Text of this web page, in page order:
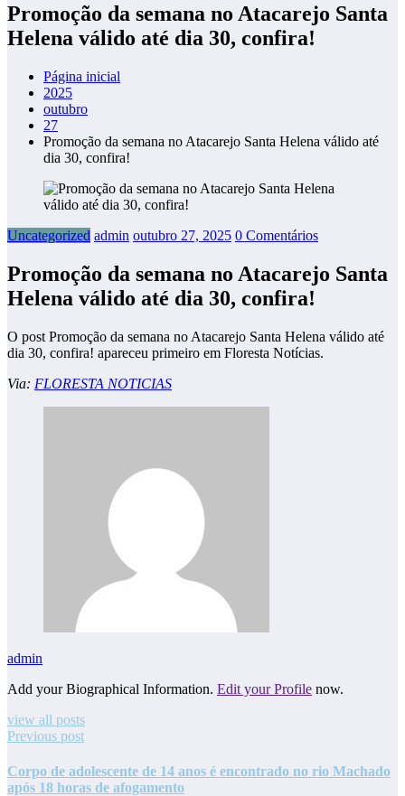
Promoção da semana no Atacarejo Santa
Helena válido até dia 30, confira!
Página inicial
2025
outubro
27
Promoção da semana no Atacarejo Santa Helena válido até
dia 30, confira!
Uncategorized admin outubro 27, 2025 0 Comentários
Promoção da semana no Atacarejo Santa
Helena válido até dia 30, confira!
O post Promoção da semana no Atacarejo Santa Helena válido até
dia 30, confira! apareceu primeiro em Floresta Notícias.
Via: FLORESTA NOTICIAS
admin
Add your Biographical Information. Edit your Profile now.
view all posts
Previous post
Corpo de adolescente de 14 anos é encontrado no rio Machado
após 18 horas de afogamento